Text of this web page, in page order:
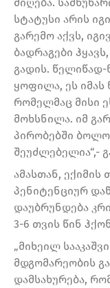
სტატუსი არის
გარემო აქვს,
ბადრაგები
გადის. წელიწად-
ყოფილა, ეს იმას
რომელმაც მისი
მოხსნილა. იმ
პირობებში
შეუძლებელია“,-
ამასთან, ექიმის
პენიტენციურ
დაუბრუნდება
3-6 თვის წინ
„მიხეილ
მდგომარეობის
დამსახურება,